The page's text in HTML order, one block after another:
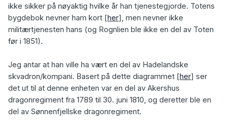
ikke sikker på nøyaktig hvilke år han tjenestegjorde. Totens
bygdebok nevner ham kort [her] , men nevner ikke
militærtjenesten hans (og Rognlien ble ikke en del av Toten
før i 1851).
Jeg antar at han ville ha vært en del av Hadelandske
skvadron/kompani. Basert på dette diagrammet [her] ser
det ut til at denne enheten var en del av Akershus
dragonregiment fra 1789 til 30. juni 1810, og deretter ble en
del av Sønnenfjellske dragonregiment.